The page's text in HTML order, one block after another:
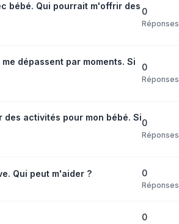
bébé. Qui pourrait m'offrir des
0
Réponses
dépassent par moments. Si
0
Réponses
des activités pour mon bébé. Si
0
Réponses
Qui peut m'aider ? 0
Réponses
0